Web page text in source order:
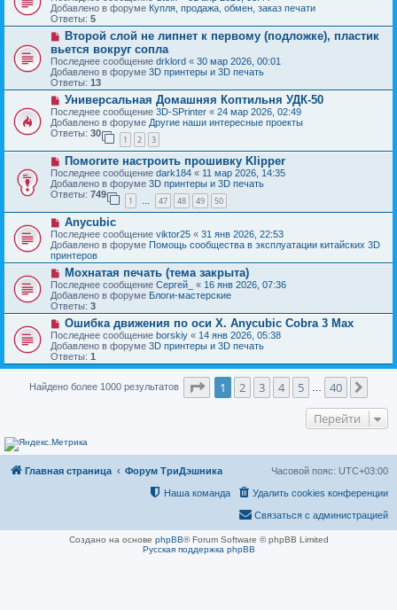
щ
е
н
е
в
о
е
о
о
б
щ
е
н
и
е
Добавлено в форуме Купля, продажа, обмен, заказ печати
Ответы: 5
Н
в
о
е
с
о
о
б
щ
н
е
Второй слой не липнет к первому (подложке), пластик
вьется вокруг сопла
Последнее сообщение drklord « 30 мар 2026, 00:01
Добавлено в форуме 3D принтеры и 3D печать
Ответы: 13
Н
о
в
о
с
о
б
щ
н
и
е
Универсальная Домашняя Коптильня УДК-50
Последнее сообщение 3D-SPrinter « 24 мар 2026, 02:49
Добавлено в форуме Другие наши интересные проекты
Ответы: 30
1 2 3
Н
о
в
о
е
с
о
о
б
щ
е
н
и
е
Помогите настроить прошивку Klipper
Последнее сообщение dark184 « 11 мар 2026, 14:35
Добавлено в форуме 3D принтеры и 3D печать
Ответы: 749
1 … 47 48 49 50
Н
о
в
о
е
о
о
б
щ
е
н
и
е
Anycubic
Последнее сообщение viktor25 « 31 янв 2026, 22:53
Добавлено в форуме Помощь сообщества в эксплуатации китайских 3D
принтеров
Н
о
в
о
е
с
о
о
б
щ
н
Мохнатая печать (тема закрыта)
Последнее сообщение Сергей_ « 16 янв 2026, 07:36
Добавлено в форуме Блоги-мастерские
Ответы: 3
Н
о
в
о
е
о
и
Ошибка движения по оси Х. Anycubic Cobra 3 Max
Последнее сообщение borskiy « 14 янв 2026, 05:38
Добавлено в форуме 3D принтеры и 3D печать
Ответы: 1
Найдено более 1000 результатов Страница1 из
1 2 3 4 5 40
Перейти
Главная страница Форум ТриДэшника Часовой пояс: UTC+03:00
Удалить cookies конференции
Наша команда
Связаться с администрацией
Создано на основе phpBB® Forum Software © phpBB Limited
Русская поддержка phpBB